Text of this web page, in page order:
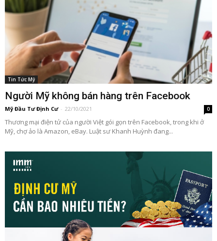
Tin Tức Mỹ
Người Mỹ không bán hàng trên Facebook
Mỹ Đầu Tư Định Cư - 22/10/2021 0
Thương mại điện tử của người Việt gói gọn trên Facebook, trong khi ở
Mỹ, chợ ảo là Amazon, eBay. Luật sư Khanh Huỳnh đang...